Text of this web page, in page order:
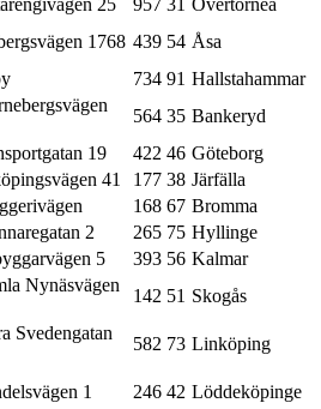
1768 439 54 Åsa
734 91 Hallstahammar
564 35 Bankeryd
19 422 46 Göteborg
41 177 38 Järfälla
168 67 Bromma
2 265 75 Hyllinge
5 393 56 Kalmar
Nynäsvägen
142 51 Skogås
Svedengatan
582 73 Linköping
1 246 42 Löddeköpinge